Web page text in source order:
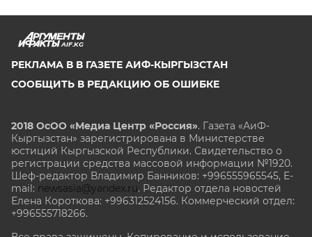
AIF.KG
РЕКЛАМА В В ГАЗЕТЕ АИФ-КЫРГЫЗСТАН
СООБЩИТЬ В РЕДАКЦИЮ ОБ ОШИБКЕ
2018 ОсОО «Медиа Центр «Россия». Газета «АиФ-
Кыргызстан» зарегистрирована в Министерстве
юстиций Кыргызской Республики. Свидетельство о
регистрации средства массовой информации №1920.
Шеф-редактор Владимир Банников: +996555965545, E-
mail: newsasia@yandex.ru. Редактор отдела новостей
Елена Короткова: +996312524156. Коммерческий отдел:
+996555718266.